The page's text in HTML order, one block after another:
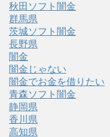
秋田ソフト闇金
群馬県
茨城ソフト闇金
長野県
闇金
闇金じゃない
闇金でお金を借りたい
青森ソフト闇金
静岡県
香川県
高知県